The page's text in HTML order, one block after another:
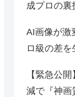
成プロの裏
AI画像が激
ロ級の差
【緊急公
減で『神画